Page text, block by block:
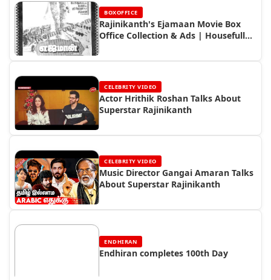
BOXOFFICE
Rajinikanth's Ejamaan Movie Box
Office Collection & Ads | Housefull
CELEBRITY VIDEO
Actor Hrithik Roshan Talks About
Superstar Rajinikanth
CELEBRITY VIDEO
Music Director Gangai Amaran Talks
About Superstar Rajinikanth
ENDHIRAN
Endhiran completes 100th Day